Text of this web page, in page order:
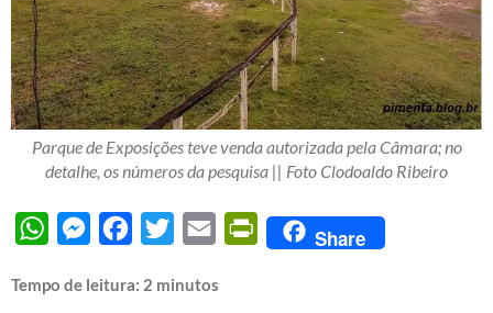
Parque de Exposições teve venda autorizada pela Câmara; no
detalhe, os números da pesquisa || Foto Clodoaldo Ribeiro
WhatsAppMessengerFacebook
Twitter Email PrintFriendly
Share
Tempo de leitura: 2 minutos